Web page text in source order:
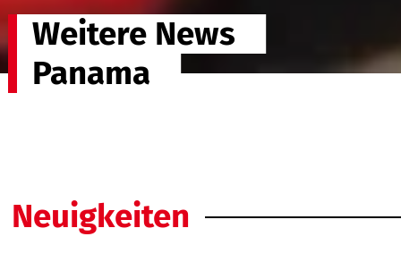
Weitere News
Panama
Neuigkeiten